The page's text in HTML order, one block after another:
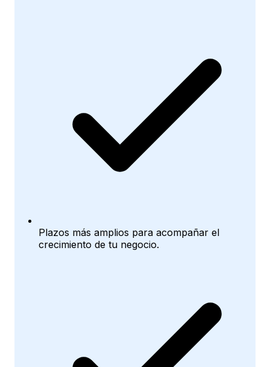
Plazos más amplios para acompañar el
crecimiento de tu negocio.